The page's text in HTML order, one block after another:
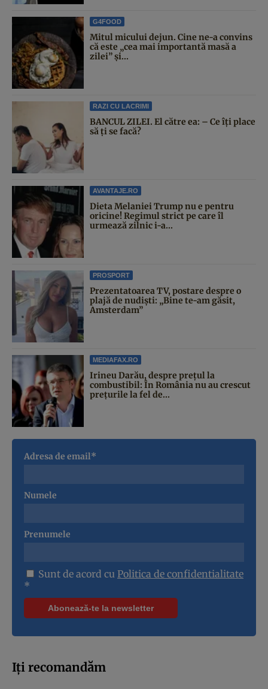
G4FOOD
Mitul micului dejun. Cine ne-a convins
că este „cea mai importantă masă a
zilei” și...
RAZI CU LACRIMI
BANCUL ZILEI. El către ea: – Ce îți place
să ți se facă?
AVANTAJE.RO
Dieta Melaniei Trump nu e pentru
oricine! Regimul strict pe care îl
urmează zilnic i-a...
PROSPORT
Prezentatoarea TV, postare despre o
plajă de nudiști: „Bine te-am găsit,
Amsterdam”
MEDIAFAX.RO
Irineu Darău, despre prețul la
combustibil: În România nu au crescut
prețurile la fel de...
Adresa de email*
Numele
Prenumele
Sunt de acord cu Politica de confidentialitate
*
Iți recomandăm